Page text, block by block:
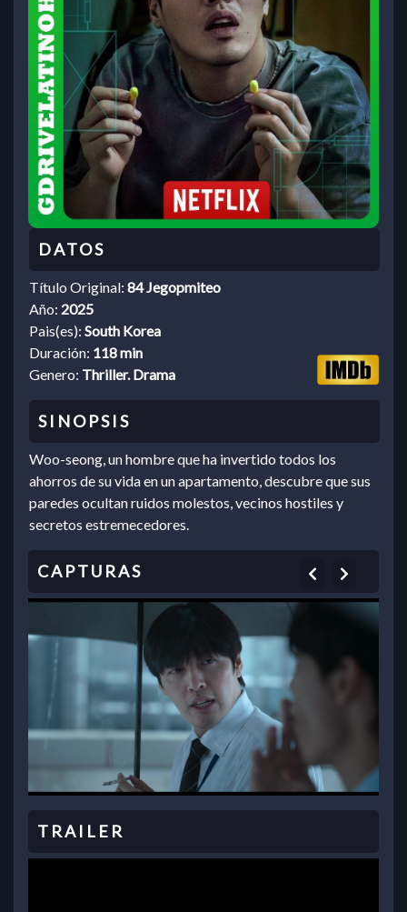
Título Original: 84 Jegopmiteo
Año: 2025
Pais(es): South Korea
Duración: 118 min
Genero: Thriller. Drama
Woo-seong, un hombre que ha invertido todos los
ahorros de su vida en un apartamento, descubre que sus
paredes ocultan ruidos molestos, vecinos hostiles y
secretos estremecedores.
Previous